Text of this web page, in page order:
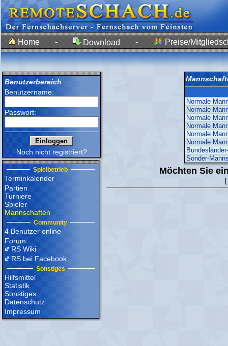
Home - Download - Preise/
Benutzerbereich
Benutzername:
Passwort:
Noch nicht registriert?
Spielbetrieb
Terminkalender
Partien
Turniere
Spieler
Mannschaften
Community
4 Benutzer online
Forum
RS Wiki
RS bei Facebook
Sonstiges
Hilfsmittel
Statistik
Sonstiges
Datenschutz
Impressum
Normale
Normale
Normale
Normale
Normale
Normale
Sonder-
Möchten Sie